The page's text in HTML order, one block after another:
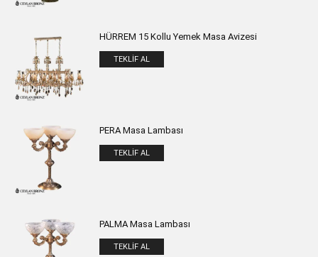
HÜRREM 15 Kollu Yemek Masa Avizesi
TEKLIF AL
PERA Masa Lambası
TEKLIF AL
PALMA Masa Lambası
TEKLIF AL